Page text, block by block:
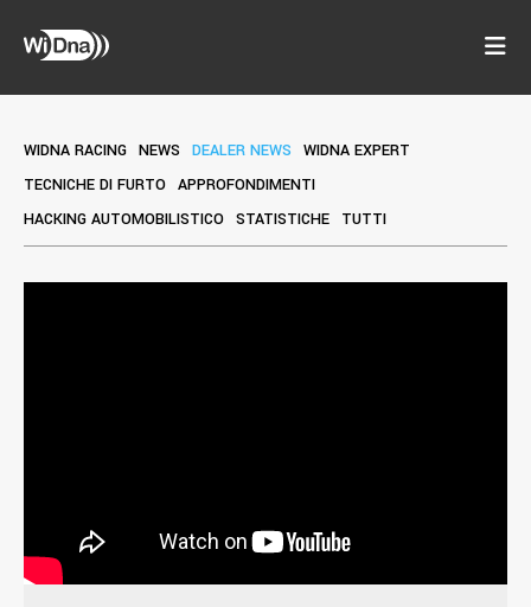
WIDNA RACING NEWS DEALER NEWS
WIDNA EXPERT
TECNICHE DI FURTO APPROFONDIMENTI
HACKING AUTOMOBILISTICO STATISTICHE TUTTI